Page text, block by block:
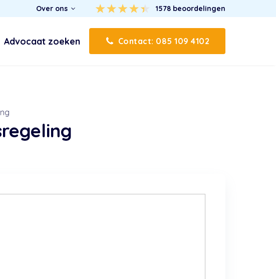
Over ons 1578 beoordelingen
Advocaat zoeken Contact: 085 109 4102